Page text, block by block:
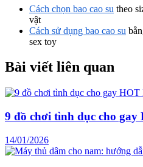
Cách chọn bao cao su theo
vật
Cách sử dụng bao cao su
sex toy
Bài viết liên quan
9 đồ chơi tình dục cho
14/01/2026